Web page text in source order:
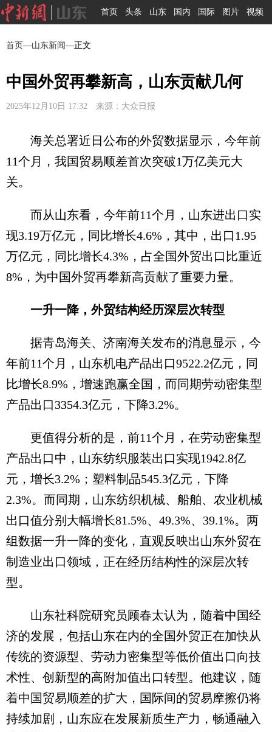
首页 头条 山东 国内 国际 图片 视频
首页—山东新闻—正文
中国外贸再攀新高，山东贡献几何
2025年12月10日 17:32 来源：大众日报
海关总署近日公布的外贸数据显示，今年前
11个月，我国贸易顺差首次突破1万亿美元大
关。
而从山东看，今年前11个月，山东进出口实
现3.19万亿元，同比增长4.6%，其中，出口1.95
万亿元，同比增长4.3%，占全国外贸出口比重近
8%，为中国外贸再攀新高贡献了重要力量。
一升一降，外贸结构经历深层次转型
据青岛海关、济南海关发布的消息显示，今
年前11个月，山东机电产品出口9522.2亿元，同
比增长8.9%，增速跑赢全国，而同期劳动密集型
产品出口3354.3亿元，下降3.2%。
更值得分析的是，前11个月，在劳动密集型
产品出口中，山东纺织服装出口实现1942.8亿
元，增长3.2%；塑料制品545.3亿元，下降
2.3%。而同期，山东纺织机械、船舶、农业机械
出口值分别大幅增长81.5%、49.3%、39.1%。两
组数据一升一降的变化，直观反映出山东外贸在
制造业出口领域，正在经历结构性的深层次转
型。
山东社科院研究员顾春太认为，随着中国经
济的发展，包括山东在内的全国外贸正在加快从
传统的资源型、劳动力密集型等低价值出口向技
术性、创新型的高附加值出口转型。他建议，随
着中国贸易顺差的扩大，国际间的贸易摩擦仍将
持续加剧，山东应在发展新质生产力，畅通融入